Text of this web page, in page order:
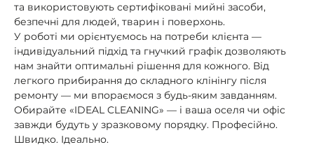
та використовують сертифіковані мийні засоби,
безпечні для людей, тварин і поверхонь.
У роботі ми орієнтуємось на потреби клієнта —
індивідуальний підхід та гнучкий графік дозволяють
нам знайти оптимальні рішення для кожного. Від
легкого прибирання до складного клінінгу після
ремонту — ми впораємося з будь-яким завданням.
Обирайте «IDEAL CLEANING» — і ваша оселя чи офіс
завжди будуть у зразковому порядку. Професійно.
Швидко. Ідеально.